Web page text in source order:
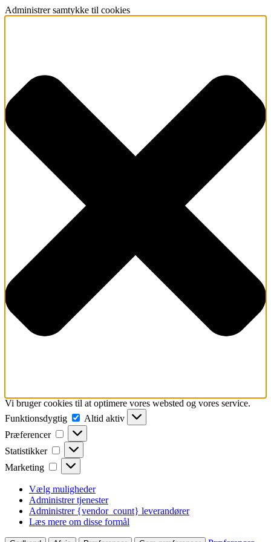
Administrer samtykke til cookies
Vi bruger cookies til at optimere vores websted og vores service.
Funktionsdygtig
Funktionsdygtig
Altid aktiv
Præferencer
Præferencer
Statistikker Statistikker
Marketing Marketing
Vælg muligheder
Administrer tjenester
Administrer {vendor_count} leverandører
Læs mere om disse formål